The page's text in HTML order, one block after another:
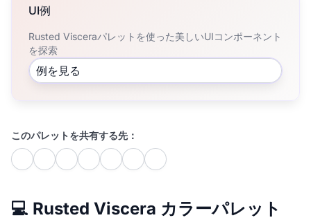
UI例
Rusted Visceraパレットを使った美しいUIコンポーネント
を探索
例を見る
このパレットを共有する先：
💻 Rusted Viscera カラーパレット